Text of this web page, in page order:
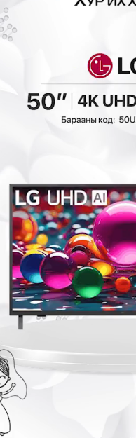
- 28,800₮
Ashley - Зөөлөн
сандал A1001058
Зочны өрөө
288,000₮
259,200₮
- 39,800₮